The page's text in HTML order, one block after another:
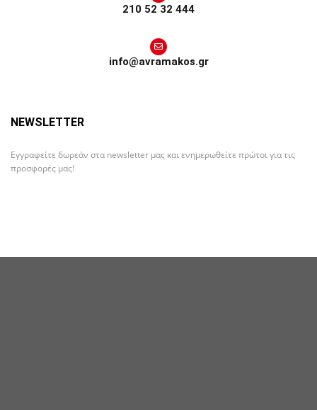
210 52 32 444
info@avramakos.gr
NEWSLETTER
Εγγραφείτε δωρεάν στα newsletter μας και ενημερωθείτε πρώτοι για τις
προσφορές μας!